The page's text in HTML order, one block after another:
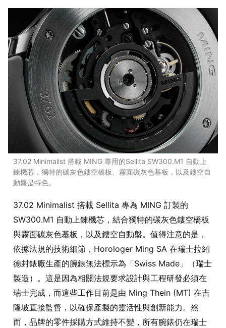
37.02 Minimalist 搭載 MING 專用的Sellita SW300.M1 自動上
鍊機芯，獨特的碳灰色鏤空橋板、霧面碳灰色基板，以及鏤空自
動盤是特色。
37.02 Minimalist 搭載 Sellita 專為 MING 訂製的
SW300.M1 自動上鍊機芯，結合獨特的碳灰色鏤空橋板
與霧面碳灰色基板，以及鏤空自動盤。值得注意的是，
依據法規的技術細節，Horologer Ming SA 在瑞士拉紹
德封錶廠生產的腕錶無法標示為「Swiss Made」（瑞士
製造）。這是因為相關法規要求設計與工程研發必須在
瑞士完成，而這些工作目前是由 Ming Thein (MT) 在吉
隆坡直接監督，以確保產製的靈活性與創新能力。然
而，品牌的零件採購方式維持不變，所有腕錶仍在瑞士